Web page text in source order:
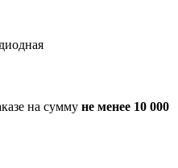
на сумму не менее 10 000